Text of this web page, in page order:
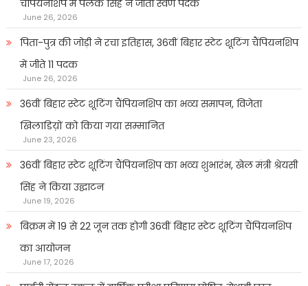
चैंपियनशिप में पलक सिंह ने जीता स्वर्ण पदक
June 26, 2026
पिता-पुत्र की जोड़ी ने रचा इतिहास, 36वीं बिहार स्टेट शूटिंग चैंपियनशिप
में जीते 11 पदक
June 26, 2026
36वीं बिहार स्टेट शूटिंग चैंपियनशिप का भव्य समापन, विजेता
खिलाडिय़ों को किया गया सम्मानित
June 23, 2026
36वीं बिहार स्टेट शूटिंग चैंपियनशिप का भव्य शुभारंभ, खेल मंत्री श्रेयसी
सिंह ने किया उद्घाटन
June 19, 2026
बिक्रम में 19 से 22 जून तक होगी 36वीं बिहार स्टेट शूटिंग चैंपियनशिप
का आयोजन
June 17, 2026